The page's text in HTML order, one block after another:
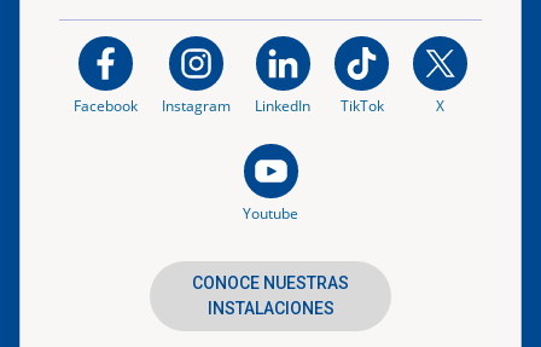
Facebook Instagram LinkedIn TikTok X
Youtube
CONOCE NUESTRAS
INSTALACIONES